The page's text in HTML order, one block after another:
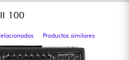
100
Productos similares